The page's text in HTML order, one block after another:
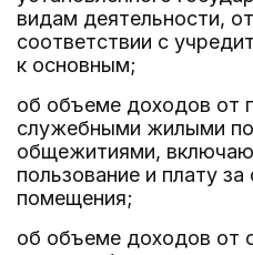
видам деятельности,
соответствии с
к основным;
об объеме доходов от
служебными жилыми
общежитиями,
пользование и плату
помещения;
об объеме доходов от